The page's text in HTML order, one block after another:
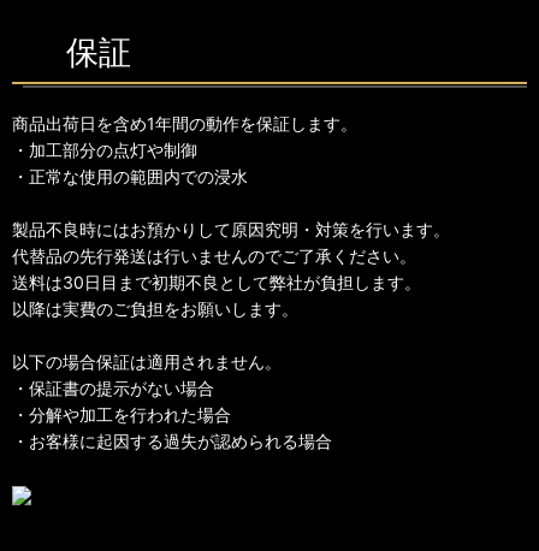
保証
商品出荷日を含め1年間の動作を保証します。
・加工部分の点灯や制御
・正常な使用の範囲内での浸水
製品不良時にはお預かりして原因究明・対策を行います。
代替品の先行発送は行いませんのでご了承ください。
送料は30日目まで初期不良として弊社が負担します。
以降は実費のご負担をお願いします。
以下の場合保証は適用されません。
・保証書の提示がない場合
・分解や加工を行われた場合
・お客様に起因する過失が認められる場合